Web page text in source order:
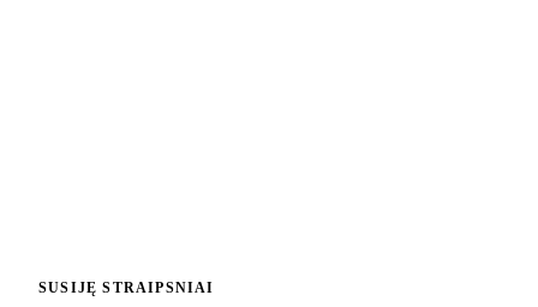
SUSIJĘ STRAIPSNIAI